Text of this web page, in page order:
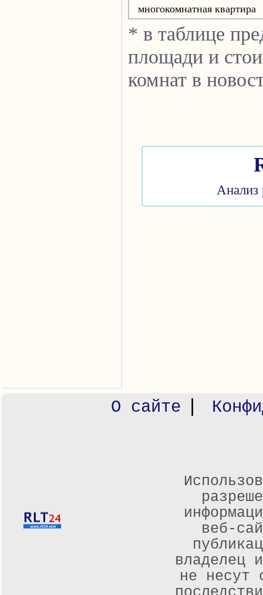
многокомнатная квартира
* в таблице
площади и
комнат в
Анализ
О сайте
веб-
владелец
не несут